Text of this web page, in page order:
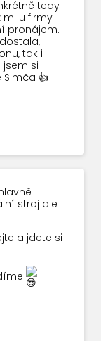
tedy
mi u firmy
pronájem.
tak i
si
👍
stroj ale
a jdete si